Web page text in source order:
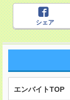
シェア
エンバイトTOP